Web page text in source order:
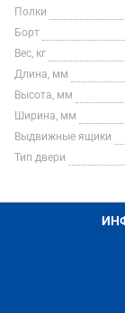
Полки
Борт
Вес, кг
Длина, мм
Высота, мм
Ширина, мм
Выдвижные ящики
Тип двери